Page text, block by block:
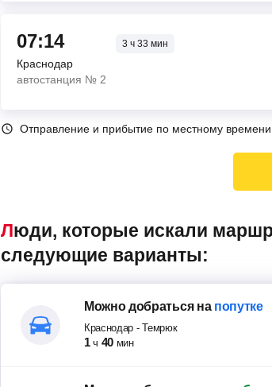
07:14 3 ч33 мин
Краснодар
автостанция № 2
Отправление и прибытие по местному времени.
Люди, которые искали маршрутки Краснодар – Темрюк, также смотрели
следующие варианты:
Можно добратьсяна попутке
Краснодар -Темрюк
1 ч 40 мин